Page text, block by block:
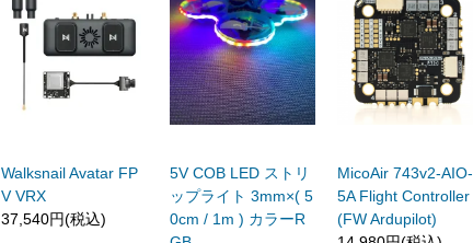
Walksnail Avatar FP
V VRX
37,540円(税込)
5V COB LED ストリ
ップライト 3mm×( 5
0cm / 1m ) カラーR
MicoAir 743v2-
5A Flight Controller
(FW Ardupilot)